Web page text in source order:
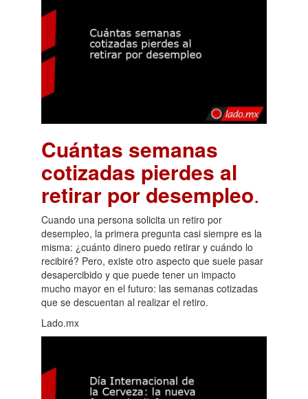
Cuántas semanas
cotizadas pierdes al
retirar por desempleo.
Cuando una persona solicita un retiro por
desempleo, la primera pregunta casi siempre es la
misma: ¿cuánto dinero puedo retirar y cuándo lo
recibiré? Pero, existe otro aspecto que suele pasar
desapercibido y que puede tener un impacto
mucho mayor en el futuro: las semanas cotizadas
que se descuentan al realizar el retiro.
Lado.mx